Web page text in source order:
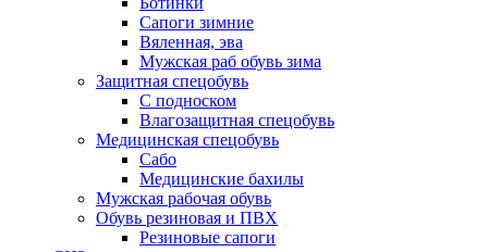
Сапоги зимние
Вяленная, эва
Мужская раб обувь зима
Защитная спецобувь
С подноском
Влагозащитная спецобувь
Медицинская спецобувь
Сабо
Медицинские бахилы
Мужская рабочая обувь
Обувь резиновая и ПВХ
Резиновые сапоги